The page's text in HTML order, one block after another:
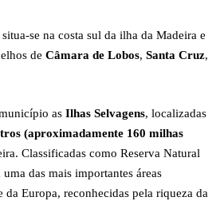
se na costa sul da ilha da Madeira e
de Câmara de Lobos, Santa Cruz,
as Ilhas Selvagens, localizadas
(aproximadamente 160 milhas
Classificadas como Reserva Natural
das mais importantes áreas
da Europa, reconhecidas pela riqueza da